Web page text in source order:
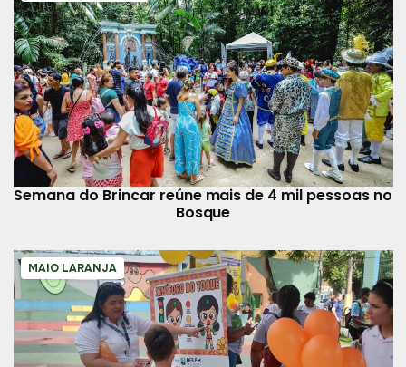
Semana do Brincar reúne mais de 4 mil pessoas no
Bosque
MAIO LARANJA